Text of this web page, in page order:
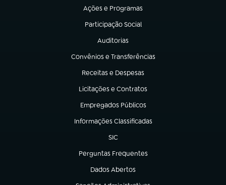
Ações e Programas
(abre em nova aba)
Participação Social
(abre em nova aba)
Auditorias
(abre em nova aba)
Convênios e Transferências
(abre em nova aba)
Receitas e Despesas
(abre em nova aba)
Licitações e Contratos
(abre em nova aba)
Empregados Públicos
(abre em nova aba)
Informações Classificadas
(abre em nova aba)
SIC
(abre em nova aba)
Perguntas Frequentes
(abre em nova aba)
Dados Abertos
(abre em nova aba)